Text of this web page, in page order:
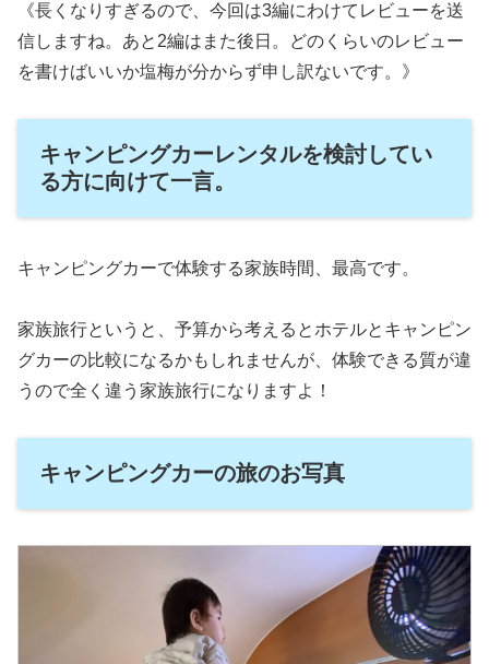
《長くなりすぎるので、今回は3編にわけてレビューを送
信しますね。あと2編はまた後日。どのくらいのレビュー
を書けばいいか塩梅が分からず申し訳ないです。》
キャンピングカーレンタルを検討してい
る方に向けて一言。
キャンピングカーで体験する家族時間、最高です。
家族旅行というと、予算から考えるとホテルとキャンピン
グカーの比較になるかもしれませんが、体験できる質が違
うので全く違う家族旅行になりますよ！
キャンピングカーの旅のお写真